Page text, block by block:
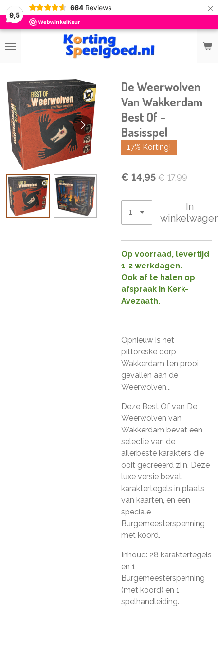
9,5
664 Reviews ×
De Weerwolven
Van Wakkerdam
Best Of -
Basisspel
17% Korting!
€ 14,95€ 17,99
In
Op voorraad, levertijd
1-2 werkdagen.
Ook af te halen op
afspraak in Kerk-
Avezaath.
Opnieuw is het
pittoreske dorp
Wakkerdam ten prooi
gevallen aan de
Weerwolven...
Deze Best Of van De
Weerwolven van
Wakkerdam bevat een
selectie van de
allerbeste karakters die
ooit gecreëerd zijn. Deze
luxe versie bevat
karaktertegels in plaats
van kaarten, en een
speciale
Burgemeesterspenning
met koord.
Inhoud: 28 karaktertegels
en 1
Burgemeesterspenning
(met koord) en 1
spelhandleiding.